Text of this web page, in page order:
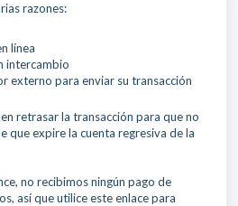
razones:
línea
intercambio
externo para enviar su transacción
retrasar la transacción para que no
que expire la cuenta regresiva de la
no recibimos ningún pago de
así que utilice este enlace para